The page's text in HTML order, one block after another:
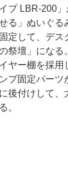
プ LBR-200
る」ぬいぐる
定して、デス
祭壇」になる
ヤー棚を採用
プ固定パーツ
後付けして、
。